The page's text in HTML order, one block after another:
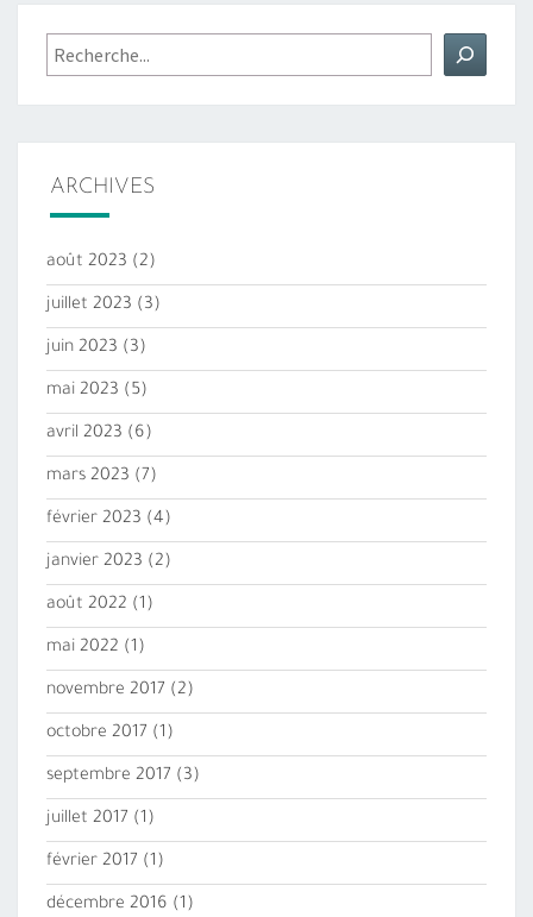
ARCHIVES
août 2023 (2)
juillet 2023 (3)
juin 2023 (3)
mai 2023 (5)
avril 2023 (6)
mars 2023 (7)
février 2023 (4)
janvier 2023 (2)
août 2022 (1)
mai 2022 (1)
novembre 2017 (2)
octobre 2017 (1)
septembre 2017 (3)
juillet 2017 (1)
février 2017 (1)
décembre 2016 (1)